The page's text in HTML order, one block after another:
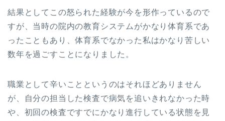
結果としてこの怒られた経験が今を形作っているので
すが、当時の院内の教育システムがかなり体育系であ
ったこともあり、体育系でなかった私はかなり苦しい
数年を過ごすことになりました。
職業として辛いことというのはそれほどありません
が、自分の担当した検査で病気を追いきれなかった時
や、初回の検査ですでにかなり進行している状態を見